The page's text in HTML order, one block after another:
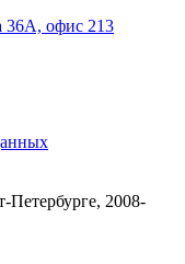
36А, офис 213
2008-